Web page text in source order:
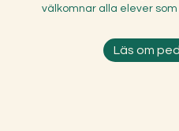
välkomnar alla elever
Läs om